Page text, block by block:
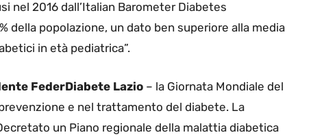
nel 2016 dall’Italian Barometer Diabetes
della popolazione, un dato ben superiore alla media
in età pediatrica”.
FederDiabete Lazio – la Giornata Mondiale del
e nel trattamento del diabete. La
un Piano regionale della malattia diabetica